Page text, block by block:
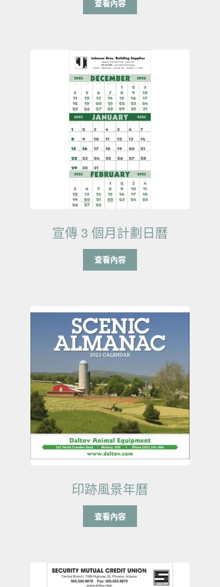
查看內容
宣傳 3 個月計劃日曆
查看內容
印跡風景年曆
查看內容